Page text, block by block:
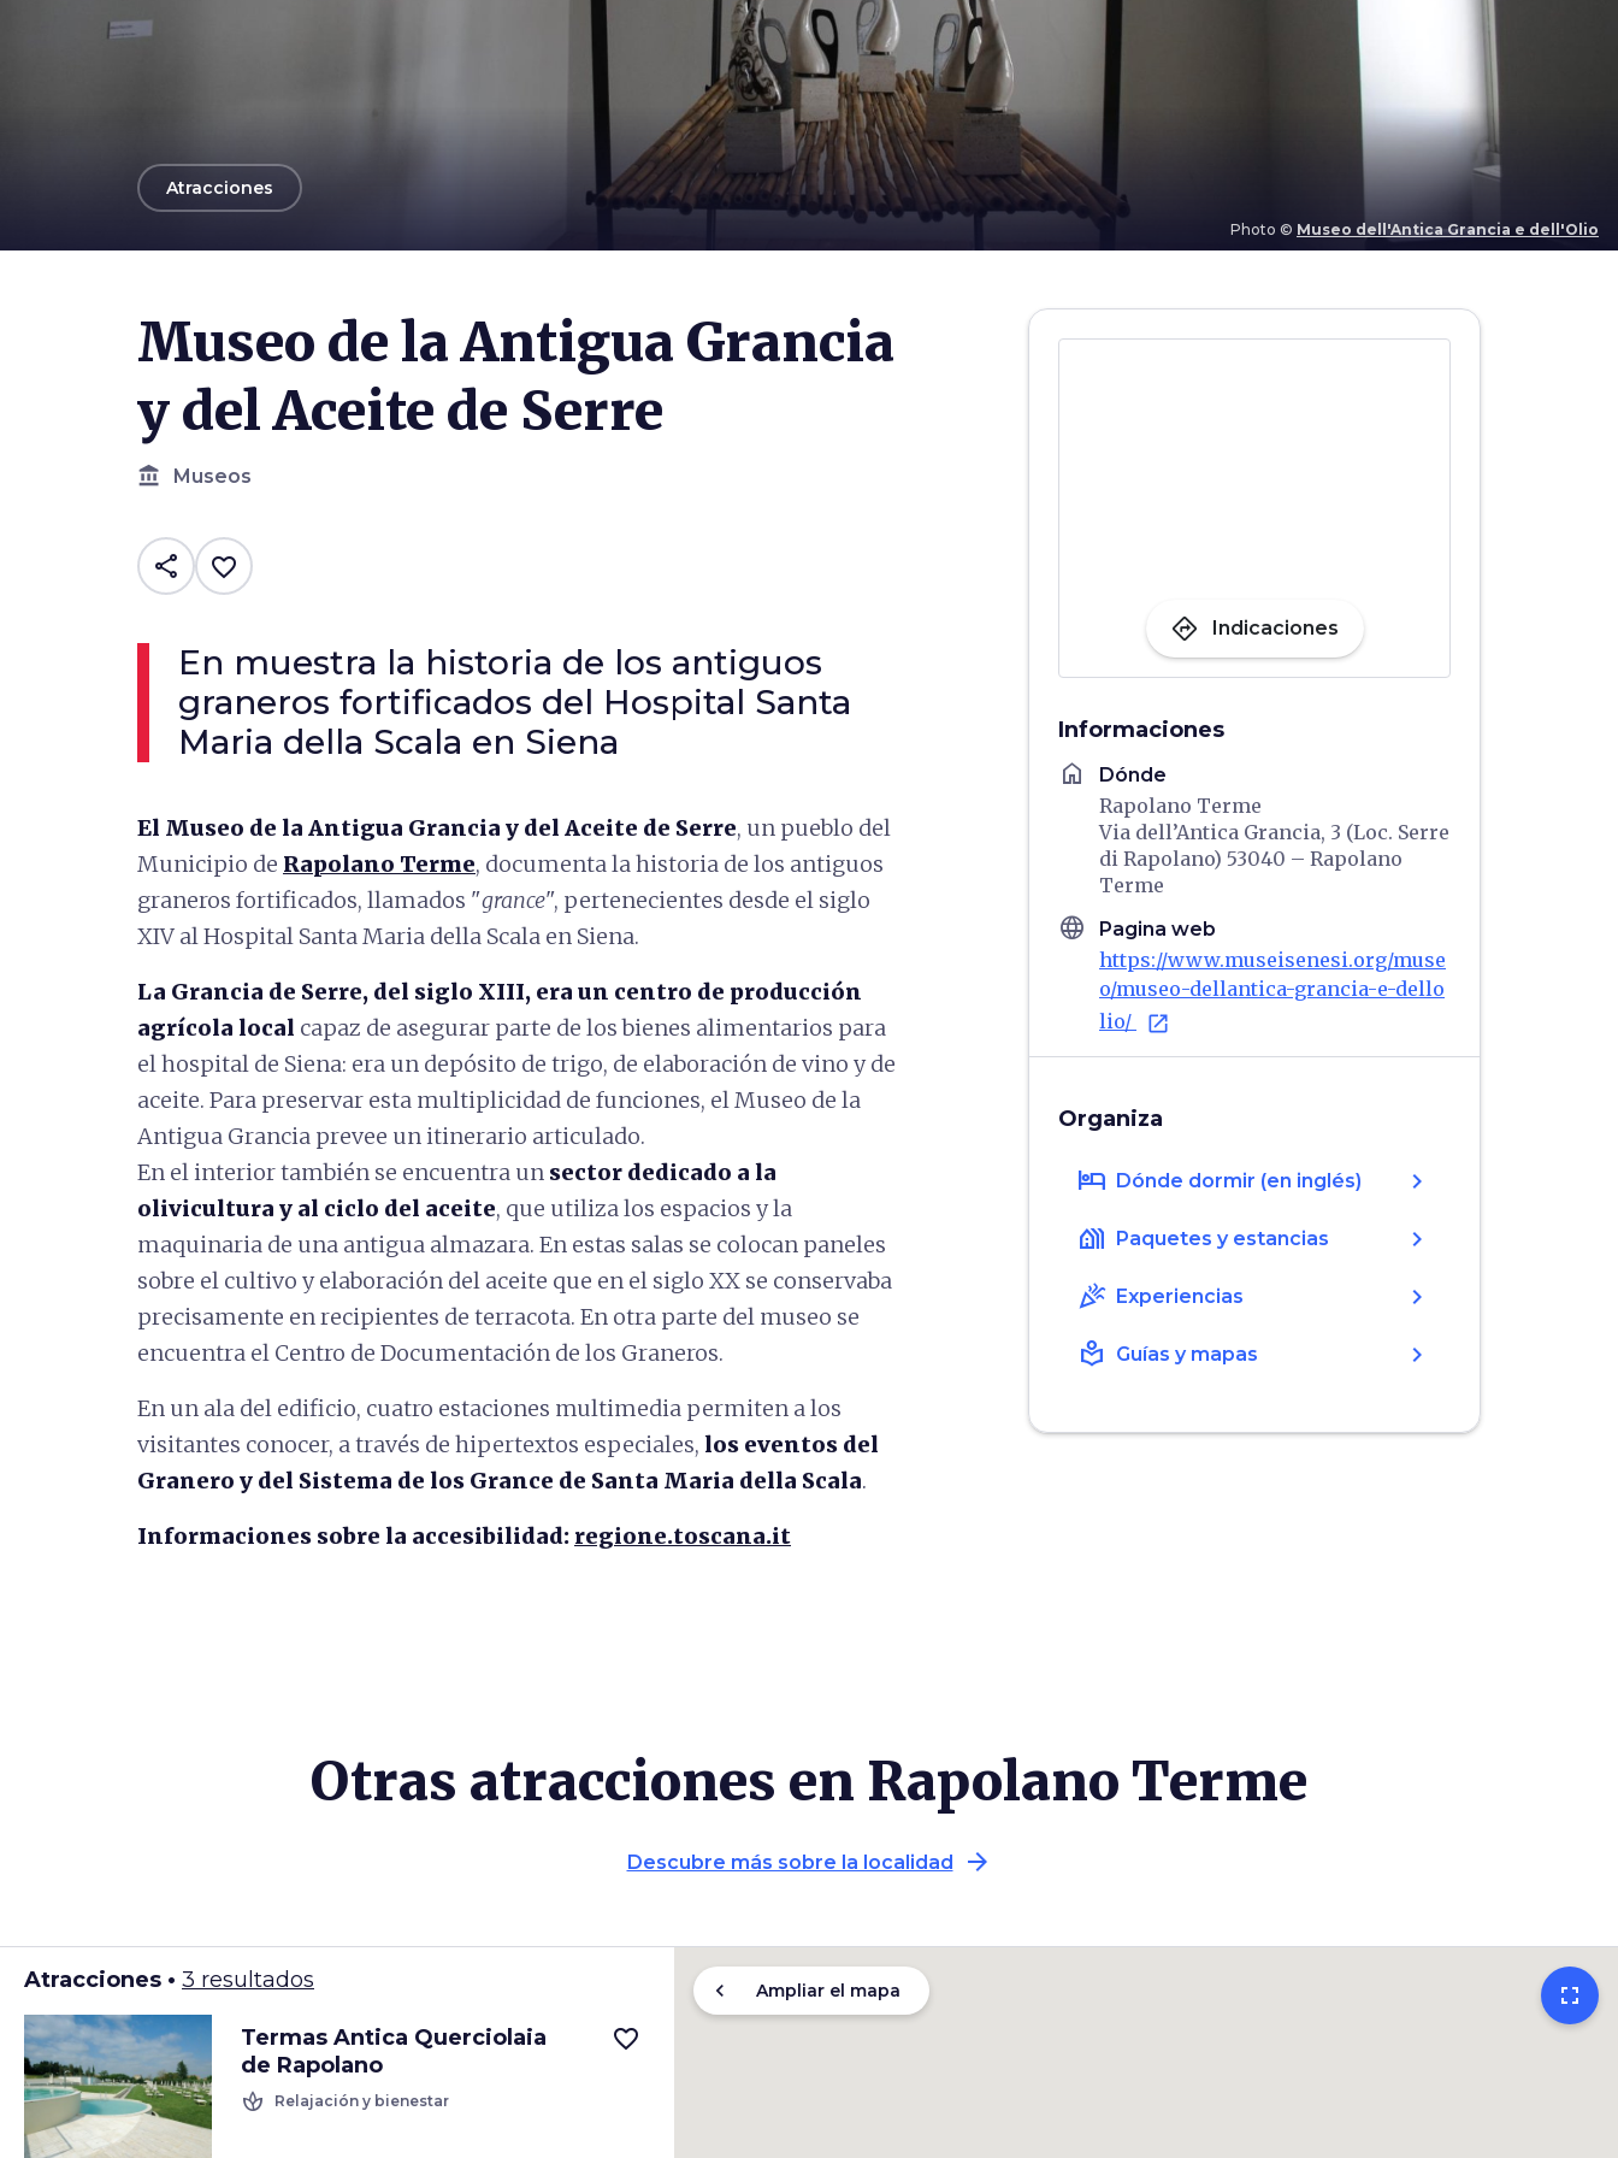
Photo © Museo dell'Antica Grancia e dell'Olio
arrow_back
Atracciones
Museo de la Antigua Grancia
y del Aceite de Serre
account_balance Museos
share favorite_border
En muestra la historia de los antiguos
graneros fortificados del Hospital Santa
Maria della Scala en Siena
El Museo de la Antigua Grancia y del Aceite de Serre, un pueblo del
Municipio de Rapolano Terme, documenta la historia de los antiguos
graneros fortificados, llamados "grance", pertenecientes desde el siglo
XIV al Hospital Santa Maria della Scala en Siena.
La Grancia de Serre, del siglo XIII, era un centro de producción
agrícola local capaz de asegurar parte de los bienes alimentarios para
el hospital de Siena: era un depósito de trigo, de elaboración de vino y de
aceite. Para preservar esta multiplicidad de funciones, el Museo de la
Antigua Grancia prevee un itinerario articulado.
En el interior también se encuentra un sector dedicado a la
olivicultura y al ciclo del aceite, que utiliza los espacios y la
maquinaria de una antigua almazara. En estas salas se colocan paneles
sobre el cultivo y elaboración del aceite que en el siglo XX se conservaba
precisamente en recipientes de terracota. En otra parte del museo se
encuentra el Centro de Documentación de los Graneros.
En un ala del edificio, cuatro estaciones multimedia permiten a los
visitantes conocer, a través de hipertextos especiales, los eventos del
Granero y del Sistema de los Grance de Santa Maria della Scala.
Informaciones sobre la accesibilidad: regione.toscana.it
directions Indicaciones
Informaciones
home Dónde
Rapolano Terme
Via dell’Antica Grancia, 3 (Loc. Serre
di Rapolano) 53040 – Rapolano
Terme
language Pagina web
https://www.museisenesi.org/muse
o/museo-dellantica-grancia-e-dello
lio/
open_in_new
Organiza
hotel Dónde dormir (en inglés) chevron_right
holiday_village Paquetes y estancias chevron_right
celebration Experiencias chevron_right
local_library Guías y mapas chevron_right
Otras atracciones en Rapolano Terme
Descubre más sobre la localidad arrow_forward
Atracciones • 3 resultados
Termas Antica Querciolaia
de Rapolano
spa Relajación y bienestar
favorite_border
fullscreen
chevron_left Ampliar el mapa